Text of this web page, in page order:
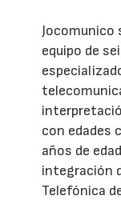
Jocomunico
equipo de
con edades
años de
integración
Telefónica